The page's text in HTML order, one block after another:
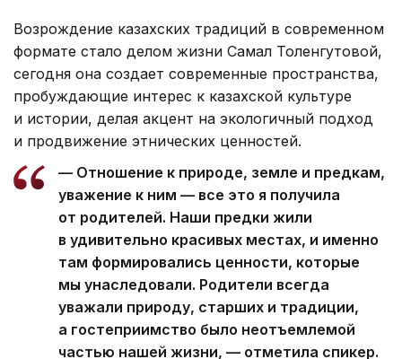
Возрождение казахских традиций в современном
формате стало делом жизни Самал Толенгутовой,
сегодня она создает современные пространства,
пробуждающие интерес к казахской культуре
и истории, делая акцент на экологичный подход
и продвижение этнических ценностей.
— Отношение к природе, земле и предкам,
уважение к ним — все это я получила
от родителей. Наши предки жили
в удивительно красивых местах, и именно
там формировались ценности, которые
мы унаследовали. Родители всегда
уважали природу, старших и традиции,
а гостеприимство было неотъемлемой
частью нашей жизни, — отметила спикер.